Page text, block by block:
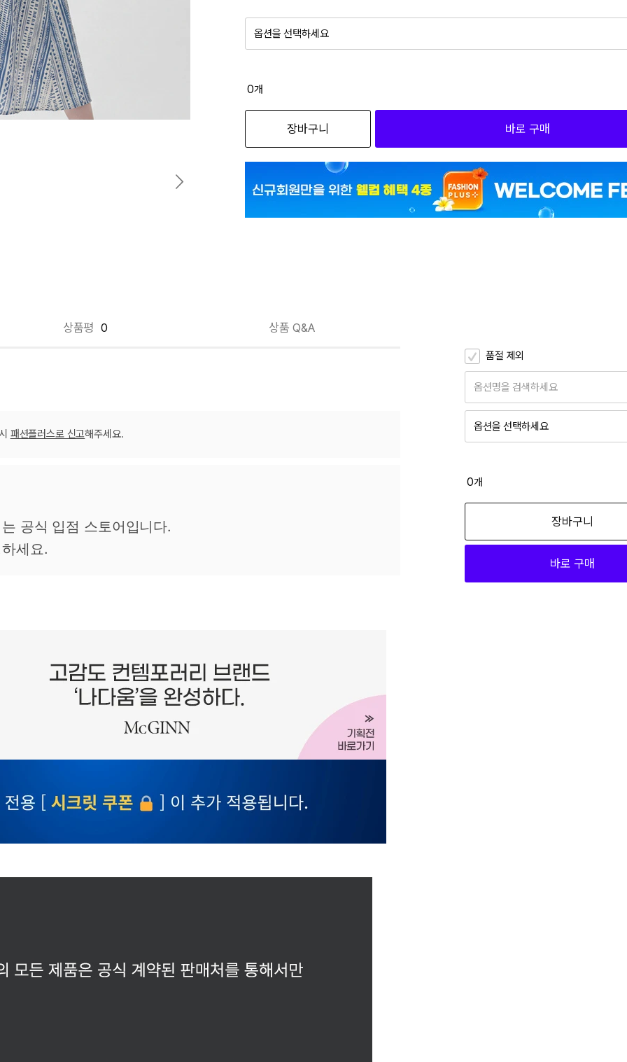
장바구니 쿠폰
상품이에요
옵션을 선택하세요
블랙 FREE
0개
장바구니 바로 구매
상품평 0 상품 Q&A
품절 제외
옵션명을 검색하세요
옵션을 선택하세요
36,960
36,960
0개
장바구니
바로 구매